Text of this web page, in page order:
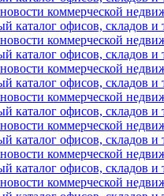
коммерческой
каталог офисов, складов и
коммерческой
каталог офисов, складов и
коммерческой
каталог офисов, складов и
коммерческой
каталог офисов, складов и
коммерческой
каталог офисов, складов и
коммерческой
каталог офисов, складов и
коммерческой